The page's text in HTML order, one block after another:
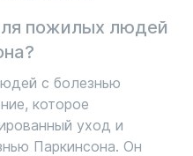
пожилых людей
с болезнью
которое
уход и
Паркинсона. Он